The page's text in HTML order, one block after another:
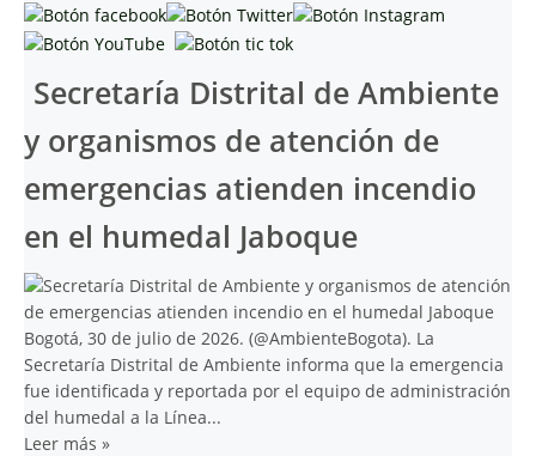
Secretaría Distrital de Ambiente
y organismos de atención de
emergencias atienden incendio
en el humedal Jaboque
Bogotá, 30 de julio de 2026. (@AmbienteBogota). La
Secretaría Distrital de Ambiente informa que la emergencia
fue identificada y reportada por el equipo de administración
del humedal a la Línea...
Leer más »